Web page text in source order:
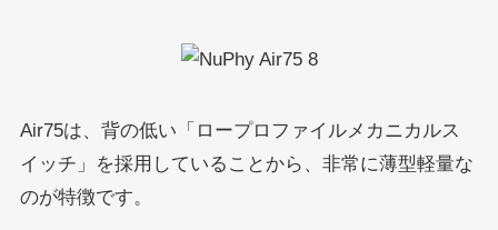
Air75は、背の低い「ロープロファイルメカニカルス
イッチ」を採用していることから、非常に薄型軽量な
のが特徴です。